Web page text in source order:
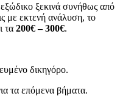
ξεκινά συνήθως από
με εκτενή ανάλυση, το
τα 200€ – 300€.
δικηγόρο.
τα επόμενα βήματα.